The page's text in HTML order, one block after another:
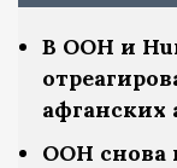
В ООН и
афганских
ООН снова